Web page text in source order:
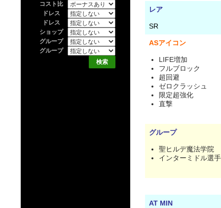
レア
SR
ASアイコン
LIFE増加
フルブロック
超回避
ゼロクラッシュ
限定超強化
直撃
グループ
聖ヒルデ魔法学院
インターミドル選手
AT MIN
コスト比
ドレス
ドレス
ショップ
グループ
グループ